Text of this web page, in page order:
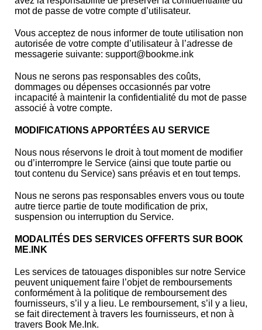
mot de passe de votre compte d’utilisateur.
Vous acceptez de nous informer de toute utilisation non
autorisée de votre compte d’utilisateur à l’adresse de
messagerie suivante: support@bookme.ink
Nous ne serons pas responsables des coûts,
dommages ou dépenses occasionnés par votre
incapacité à maintenir la confidentialité du mot de passe
associé à votre compte.
MODIFICATIONS APPORTÉES AU SERVICE
Nous nous réservons le droit à tout moment de modifier
ou d’interrompre le Service (ainsi que toute partie ou
tout contenu du Service) sans préavis et en tout temps.
Nous ne serons pas responsables envers vous ou toute
autre tierce partie de toute modification de prix,
suspension ou interruption du Service.
MODALITÉS DES SERVICES OFFERTS SUR BOOK
ME.INK
Les services de tatouages disponibles sur notre Service
peuvent uniquement faire l’objet de remboursements
conformément à la politique de remboursement des
fournisseurs, s’il y a lieu. Le remboursement, s’il y a lieu,
se fait directement à travers les fournisseurs, et non à
travers Book Me.Ink.